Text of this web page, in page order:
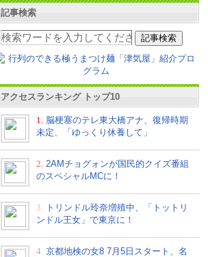
記事検索
アクセスランキング トップ10
1.
脳梗塞のテレ東大橋アナ、復帰時期
未定、「ゆっくり休養して」
2. 2AMチョグォンが国民的クイズ番組
のスペシャルMCに！
3.
トリンドル玲奈増殖中、「トットリ
ンドル王女」で東京に！
4. 京都地検の女8 7月5日スタート、名